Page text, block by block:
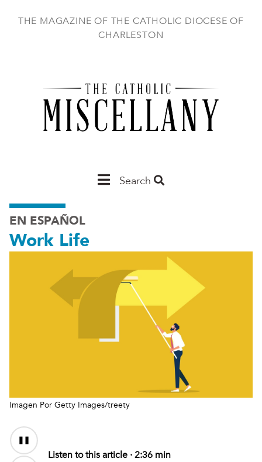
THE MAGAZINE OF THE CATHOLIC DIOCESE OF
CHARLESTON
MainSearch
EN ESPAÑOL
Work Life
Imagen Por Getty Images/treety
Audio
Content
Listen to this article ·2:36 min